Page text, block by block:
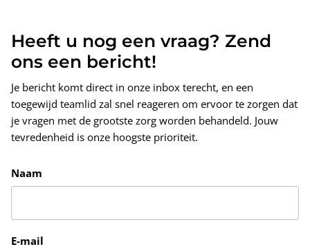
Heeft u nog een vraag? Zend
ons een bericht!
Je bericht komt direct in onze inbox terecht, en een
toegewijd teamlid zal snel reageren om ervoor te zorgen dat
je vragen met de grootste zorg worden behandeld. Jouw
tevredenheid is onze hoogste prioriteit.
Naam
E-mail